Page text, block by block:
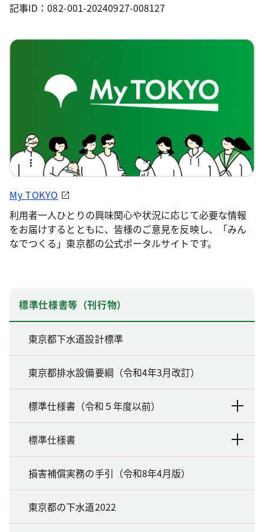
記事ID：082-001-20240927-008127
My TOKYO
利用者一人ひとりの興味関心や状況に応じて必要な情報
をお届けするとともに、皆様のご意見を反映し、「みん
なでつくる」東京都の公式ポータルサイトです。
標準仕様書等（刊行物）
東京都下水道設計標準
東京都排水設備要綱（令和4年3月改訂）
標準仕様書（令和５年度以前）
標準仕様書
損害補償実務の手引（令和8年4月版）
東京都の下水道2022